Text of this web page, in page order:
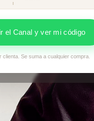
el Canal y ver mi código
clienta. Se suma a cualquier compra.